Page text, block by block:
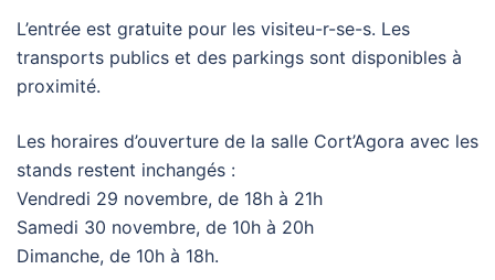
L’entrée est gratuite pour les visiteu-r-se-s. Les
transports publics et des parkings sont disponibles à
proximité.
Les horaires d’ouverture de la salle Cort’Agora avec les
stands restent inchangés :
Vendredi 29 novembre, de 18h à 21h
Samedi 30 novembre, de 10h à 20h
Dimanche, de 10h à 18h.